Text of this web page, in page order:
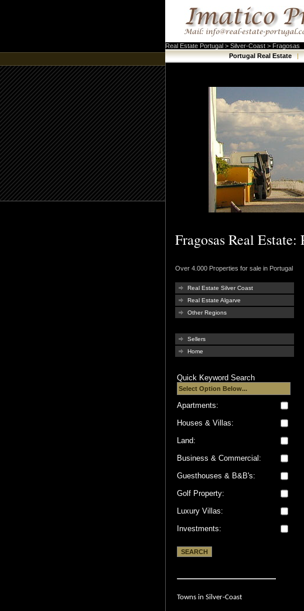
Real Estate Portugal > Silver-Coast > Fragosas
Portugal Real Estate |
Fragosas Real
Over 4.000 Properties for sale in Portugal
Real Estate Silver Coast
Real Estate Algarve
Other Regions
Sellers
Home
Quick Keyword Search
Apartments:
Houses & Villas:
Land:
Business & Commercial:
Guesthouses & B&B's:
Golf Property:
Luxury Villas:
Investments:
Towns in Silver-Coast